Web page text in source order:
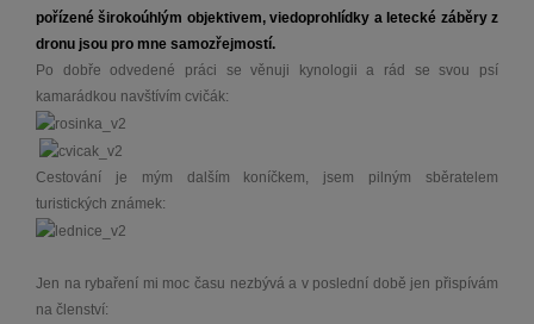
pořízené širokoúhlým objektivem, viedoprohlídky a letecké záběry z
dronu jsou pro mne samozřejmostí.
Po dobře odvedené práci se věnuji kynologii a rád se svou psí
kamarádkou navštívím cvičák:
Cestování je mým dalším koníčkem, jsem pilným sběratelem
turistických známek:
Jen na rybaření mi moc času nezbývá a v poslední době jen přispívám
na členství: